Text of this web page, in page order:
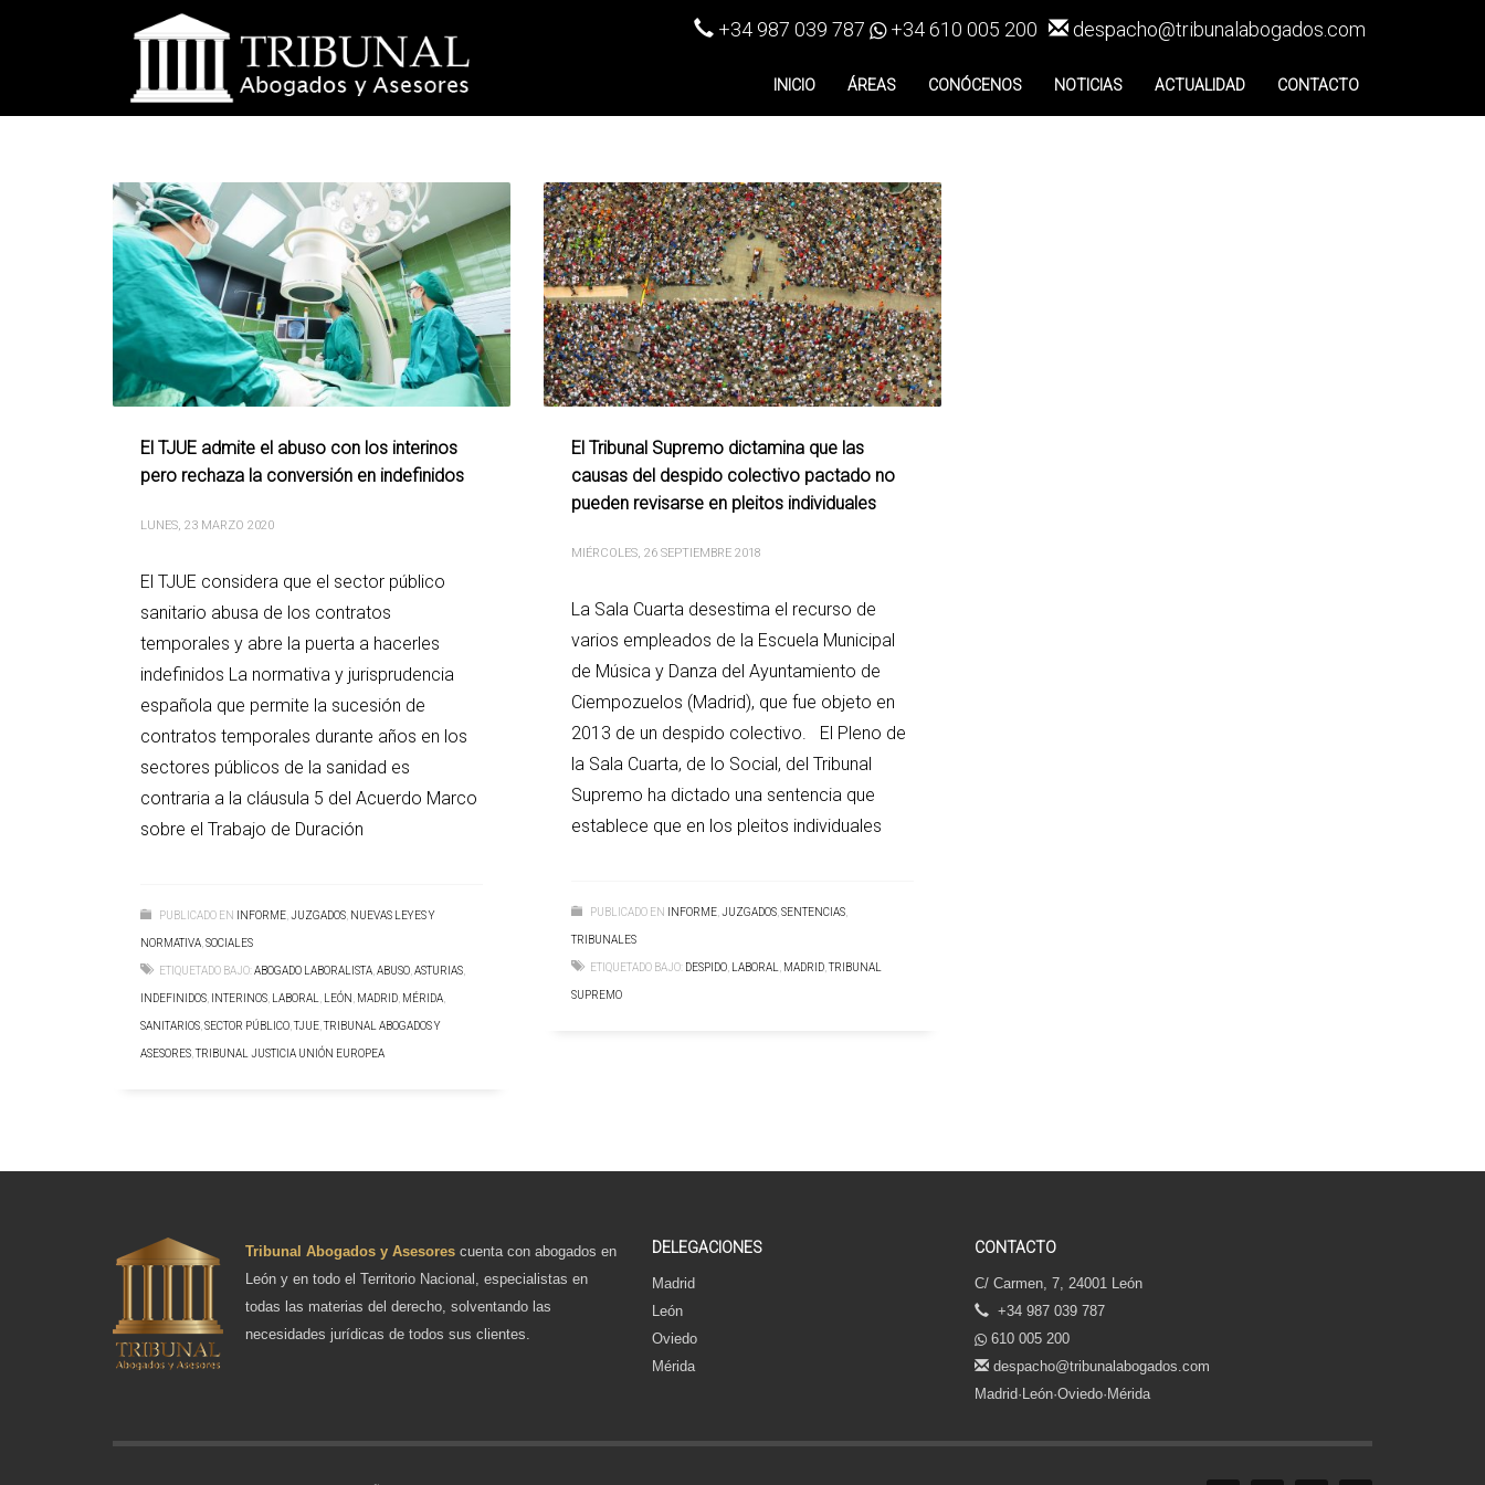
+34 987 039 787 +34 610 005 200 despacho@tribunalabogados.com
INICIO ÁREAS CONÓCENOS NOTICIAS ACTUALIDAD CONTACTO
El TJUE admite el abuso con los interinos
pero rechaza la conversión en indefinidos
LUNES, 23 MARZO 2020
El TJUE considera que el sector público
sanitario abusa de los contratos
temporales y abre la puerta a hacerles
indefinidos La normativa y jurisprudencia
española que permite la sucesión de
contratos temporales durante años en los
sectores públicos de la sanidad es
contraria a la cláusula 5 del Acuerdo Marco
sobre el Trabajo de Duración
PUBLICADO EN INFORME,JUZGADOS, NUEVAS LEYES Y
NORMATIVA,SOCIALES
ETIQUETADO BAJO:ABOGADO LABORALISTA,ABUSO,ASTURIAS,
INDEFINIDOS, INTERINOS, LABORAL, LEÓN, MADRID, MÉRIDA,
SANITARIOS,SECTOR PÚBLICO, TJUE, TRIBUNAL ABOGADOS Y
ASESORES, TRIBUNAL JUSTICIA UNIÓN EUROPEA
El Tribunal Supremo dictamina que las
causas del despido colectivo pactado no
pueden revisarse en pleitos individuales
MIÉRCOLES, 26 SEPTIEMBRE 2018
La Sala Cuarta desestima el recurso de
varios empleados de la Escuela Municipal
de Música y Danza del Ayuntamiento de
Ciempozuelos (Madrid), que fue objeto en
2013 de un despido colectivo. El Pleno de
la Sala Cuarta, de lo Social, del Tribunal
Supremo ha dictado una sentencia que
establece que en los pleitos individuales
PUBLICADO EN INFORME,JUZGADOS,SENTENCIAS,
TRIBUNALES
ETIQUETADO BAJO: DESPIDO, LABORAL, MADRID, TRIBUNAL
SUPREMO
Tribunal Abogados y Asesores cuenta con abogados en
León y en todo el Territorio Nacional, especialistas en
todas las materias del derecho, solventando las
necesidades jurídicas de todos sus clientes.
DELEGACIONES
Madrid
León
Oviedo
Mérida
CONTACTO
C/ Carmen, 7, 24001 León
+34 987 039 787
610 005 200
despacho@tribunalabogados.com
Madrid·León·Oviedo·Mérida